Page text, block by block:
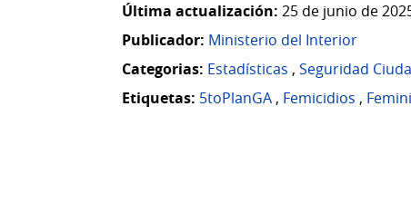
Última actualización: 25 de junio de
Publicador: Ministerio del Interior
Categorias: Estadísticas , Seguridad
Etiquetas: 5toPlanGA, Femicidios ,